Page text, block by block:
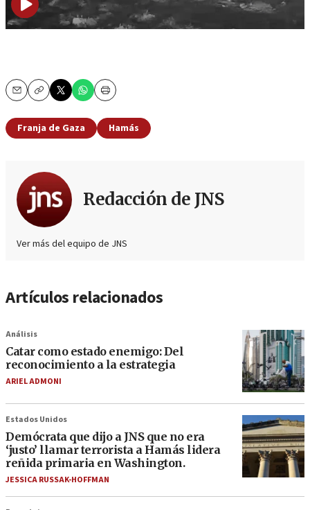
EmailCopy Print
Franja de Gaza Hamás
Redacción de JNS
Ver más del equipo de JNS
Artículos relacionados
Análisis
Catar como estado enemigo: Del
reconocimiento a la estrategia
ARIEL ADMONI
Estados Unidos
Demócrata que dijo a JNS que no era
‘justo’ llamar terrorista a Hamás lidera
reñida primaria en Washington.
JESSICA RUSSAK-HOFFMAN